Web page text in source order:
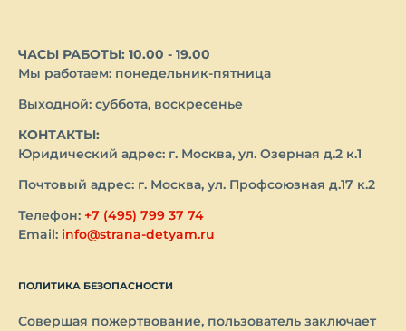
ЧАСЫ РАБОТЫ: 10.00 - 19.00
Мы работаем: понедельник-пятница
Выходной: суббота, воскресенье
КОНТАКТЫ:
Юридический адрес: г. Москва, ул. Озерная д.2 к.1
Почтовый адрес: г. Москва, ул. Профсоюзная д.17 к.2
Телефон: +7 (495) 799 37 74
Email: info@strana-detyam.ru
ПОЛИТИКА БЕЗОПАСНОСТИ
Совершая пожертвование, пользователь заключает